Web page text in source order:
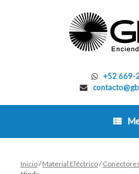
+52 669-
Inicio/Material Eléctrico/Conectores